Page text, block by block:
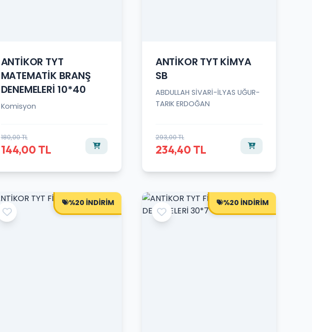
ANTİKOR TYT
MATEMATİK BRANŞ
DENEMELERİ 10*40
Komisyon
180,00 TL
144,00 TL
ANTİKOR TYT KİMYA
SB
ABDULLAH SİVARİ-İLYAS UĞUR-
TARIK ERDOĞAN
293,00 TL
234,40 TL
%20 İNDİRİM %20 İNDİRİM